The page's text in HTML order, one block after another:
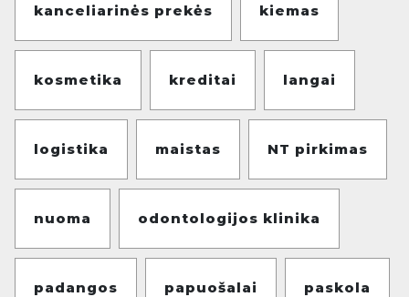
kanceliarinės prekės kiemas
kosmetika kreditai langai
logistika maistas NT pirkimas
nuoma odontologijos klinika
padangos papuošalai paskola